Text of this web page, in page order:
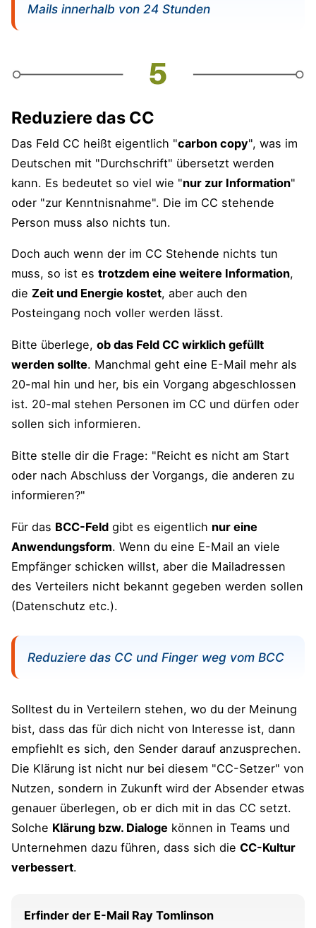
Mails innerhalb von 24 Stunden
Reduziere das CC
Das Feld CC heißt eigentlich "carbon copy", was im
Deutschen mit "Durchschrift" übersetzt werden
kann. Es bedeutet so viel wie "nur zur Information"
oder "zur Kenntnisnahme". Die im CC stehende
Person muss also nichts tun.
Doch auch wenn der im CC Stehende nichts tun
muss, so ist es trotzdem eine weitere Information,
die Zeit und Energie kostet, aber auch den
Posteingang noch voller werden lässt.
Bitte überlege, ob das Feld CC wirklich gefüllt
werden sollte. Manchmal geht eine E-Mail mehr als
20-mal hin und her, bis ein Vorgang abgeschlossen
ist. 20-mal stehen Personen im CC und dürfen oder
sollen sich informieren.
Bitte stelle dir die Frage: "Reicht es nicht am Start
oder nach Abschluss der Vorgangs, die anderen zu
informieren?"
Für das BCC-Feld gibt es eigentlich nur eine
Anwendungsform. Wenn du eine E-Mail an viele
Empfänger schicken willst, aber die Mailadressen
des Verteilers nicht bekannt gegeben werden sollen
(Datenschutz etc.).
Reduziere das CC und Finger weg vom BCC
Solltest du in Verteilern stehen, wo du der Meinung
bist, dass das für dich nicht von Interesse ist, dann
empfiehlt es sich, den Sender darauf anzusprechen.
Die Klärung ist nicht nur bei diesem "CC-Setzer" von
Nutzen, sondern in Zukunft wird der Absender etwas
genauer überlegen, ob er dich mit in das CC setzt.
Solche Klärung bzw. Dialoge können in Teams und
Unternehmen dazu führen, dass sich die CC-Kultur
verbessert.
Erfinder der E-Mail Ray Tomlinson